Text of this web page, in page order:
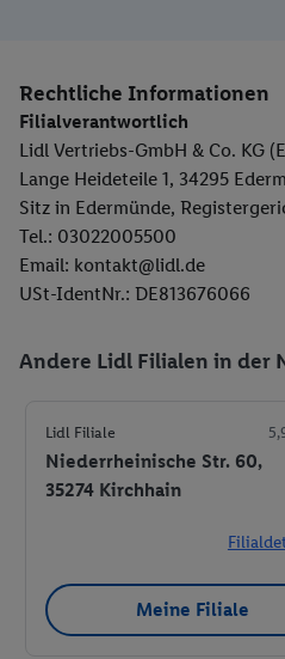
Rechtliche Informationen
Filialverantwortlich
Lidl Vertriebs-GmbH & Co. KG
Lange Heideteile 1, 34295
Sitz in Edermünde,
Tel.: 03022005500
Email: kontakt@lidl.de
USt-IdentNr.: DE813676066
Andere Lidl Filialen in der
Lidl Filiale
Niederrheinische Str. 60,
35274 Kirchhain
Meine Filiale